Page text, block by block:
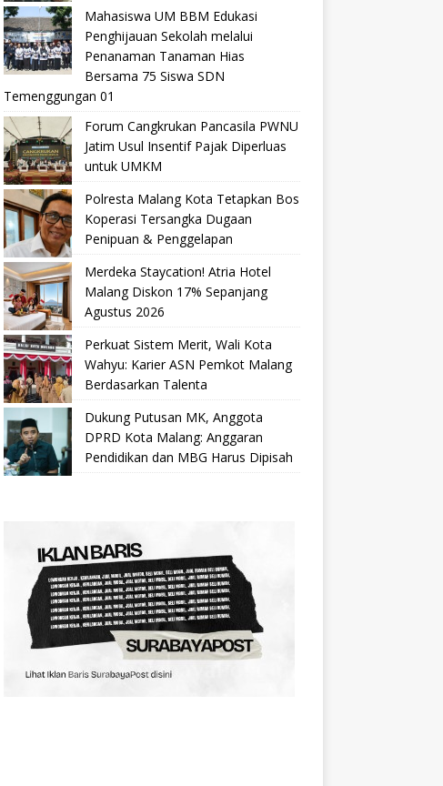
Mahasiswa UM BBM Edukasi
Penghijauan Sekolah melalui
Penanaman Tanaman Hias
Bersama 75 Siswa SDN
Temenggungan 01
Forum Cangkrukan Pancasila PWNU
Jatim Usul Insentif Pajak Diperluas
untuk UMKM
Polresta Malang Kota Tetapkan Bos
Koperasi Tersangka Dugaan
Penipuan & Penggelapan
Merdeka Staycation! Atria Hotel
Malang Diskon 17% Sepanjang
Agustus 2026
Perkuat Sistem Merit, Wali Kota
Wahyu: Karier ASN Pemkot Malang
Berdasarkan Talenta
Dukung Putusan MK, Anggota
DPRD Kota Malang: Anggaran
Pendidikan dan MBG Harus Dipisah